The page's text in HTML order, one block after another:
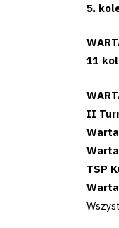
schedule
Tickets
5.
11
II
TSP